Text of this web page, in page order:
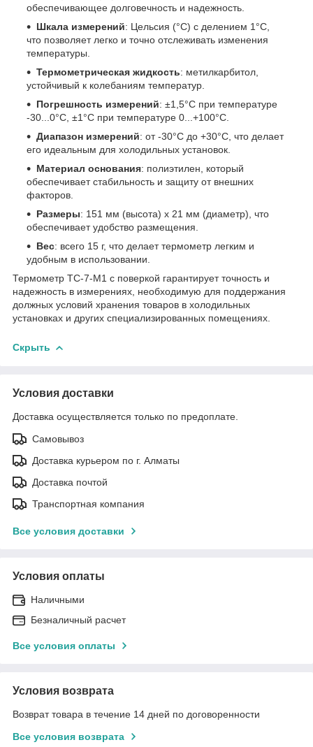
обеспечивающее долговечность и надежность.
Шкала измерений: Цельсия (°C) с делением 1°C,
что позволяет легко и точно отслеживать изменения
температуры.
Термометрическая жидкость: метилкарбитол,
устойчивый к колебаниям температур.
Погрешность измерений: ±1,5°C при температуре
-30...0°C, ±1°C при температуре 0...+100°C.
Диапазон измерений: от -30°C до +30°C, что делает
его идеальным для холодильных установок.
Материал основания: полиэтилен, который
обеспечивает стабильность и защиту от внешних
факторов.
Размеры: 151 мм (высота) x 21 мм (диаметр), что
обеспечивает удобство размещения.
Вес: всего 15 г, что делает термометр легким и
удобным в использовании.
Термометр ТС-7-М1 с поверкой гарантирует точность и
надежность в измерениях, необходимую для поддержания
должных условий хранения товаров в холодильных
установках и других специализированных помещениях.
Скрыть
Условия доставки
Доставка осуществляется только по предоплате.
Самовывоз
Доставка курьером по г. Алматы
Доставка почтой
Транспортная компания
Все условия доставки
Условия оплаты
Наличными
Безналичный расчет
Все условия оплаты
Условия возврата
Возврат товара в течение 14 дней по договоренности
Все условия возврата